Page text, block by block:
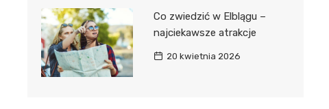
Co zwiedzić w Elblągu –
najciekawsze atrakcje
20 kwietnia 2026